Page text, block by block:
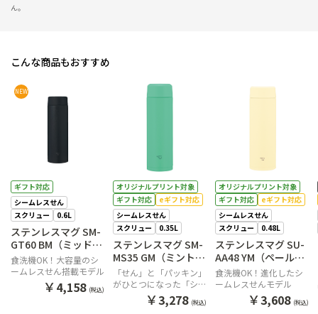
ん。
こんな商品もおすすめ
NEW
ギフト対応
シームレスせん
スクリュー
0.6L
ステンレスマグ SM-
GT60 BM（ミッドナ
イトブラック）
食洗機OK！大容量のシ
ームレスせん搭載モデル
￥4,158 (税込)
オリジナルプリント対象
ギフト対応
eギフト対応
シームレスせん
スクリュー
0.35L
ステンレスマグ SM-
MS35 GM（ミントグ
リーン）
「せん」と「パッキン」
がひとつになった「シー
ムレスせん」を搭載。小
さなバッグにちょうどい
￥3,278 (税込)
オリジナルプリント対象
ギフト対応
eギフト対応
シームレスせん
スクリュー
0.48L
ステンレスマグ SU-
AA48 YM（ペールシ
トラス）
食洗機OK！進化したシ
ームレスせんモデル
￥3,608 (税込)